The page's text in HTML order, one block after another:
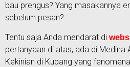
bau prengus? Yang masakannya
sebelum pesan?
Tentu saja Anda mendarat di
pertanyaan di atas, ada di Medina
Kekinian di Kupang yang